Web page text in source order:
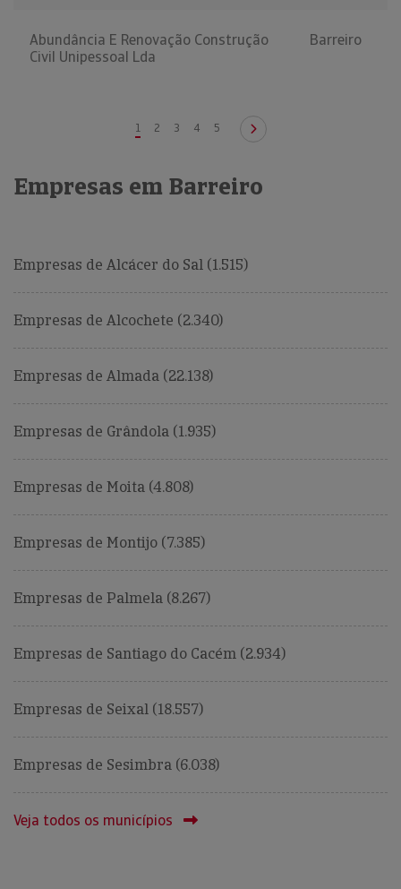
Abundância E Renovação Construção
Civil Unipessoal Lda
Barreiro
1 2 3 4 5
Empresas em Barreiro
Empresas de Alcácer do Sal (1.515)
Empresas de Alcochete (2.340)
Empresas de Almada (22.138)
Empresas de Grândola (1.935)
Empresas de Moita (4.808)
Empresas de Montijo (7.385)
Empresas de Palmela (8.267)
Empresas de Santiago do Cacém (2.934)
Empresas de Seixal (18.557)
Empresas de Sesimbra (6.038)
Veja todos os municípios